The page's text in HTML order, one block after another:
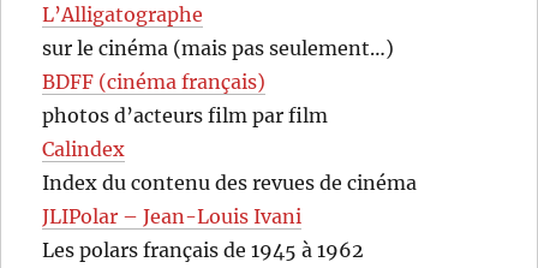
L’Alligatographe
sur le cinéma (mais pas seulement…)
BDFF (cinéma français)
photos d’acteurs film par film
Calindex
Index du contenu des revues de cinéma
JLIPolar – Jean-Louis Ivani
Les polars français de 1945 à 1962